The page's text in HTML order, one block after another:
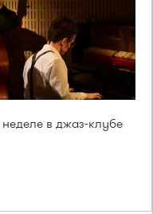
в джаз-клубе